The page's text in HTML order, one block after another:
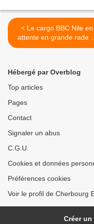
< Le cargo BBC Nile en
attente en grande rade et
arrivée du Yichanghai
Hébergé par Overblog
Top articles
Pages
Contact
Signaler un abus
C.G.U.
Cookies et données
Préférences cookies
Voir le profil de Cherbourg
Créer